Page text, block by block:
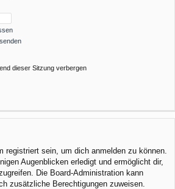
dieser Sitzung verbergen
registriert sein, um dich anmelden zu können.
Augenblicken erledigt und ermöglicht dir,
Die Board-Administration kann
zusätzliche Berechtigungen zuweisen.